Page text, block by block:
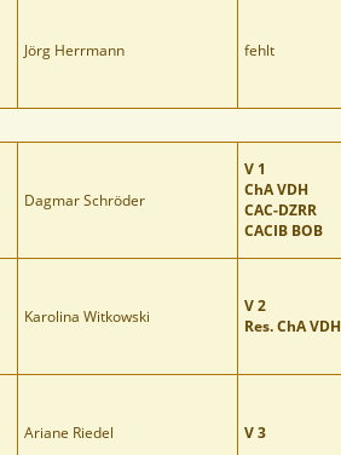
Jörg Herrmann fehlt
Dagmar Schröder
V 1
ChA VDH
CAC-DZRR
CACIB BOB
Karolina Witkowski
V 2
Res. ChA VDH
Ariane Riedel V 3